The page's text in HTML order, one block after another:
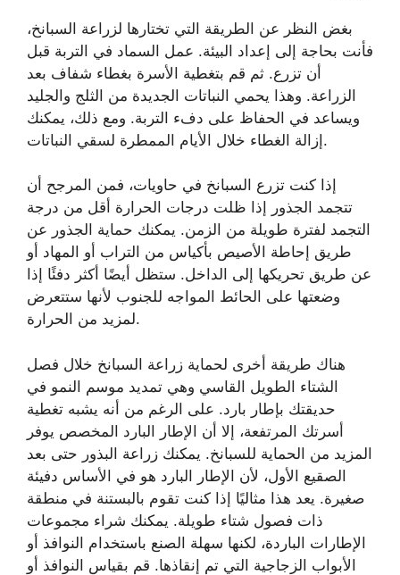
بغض النظر عن الطريقة التي تختارها لزراعة السبانخ،
فأنت بحاجة إلى إعداد البيئة. عمل السماد في التربة قبل
أن تزرع. ثم قم بتغطية الأسرة بغطاء شفاف بعد
الزراعة. وهذا يحمي النباتات الجديدة من الثلج والجليد
ويساعد في الحفاظ على دفء التربة. ومع ذلك، يمكنك
إزالة الغطاء خلال الأيام الممطرة لسقي النباتات.
إذا كنت تزرع السبانخ في حاويات، فمن المرجح أن
تتجمد الجذور إذا ظلت درجات الحرارة أقل من درجة
التجمد لفترة طويلة من الزمن. يمكنك حماية الجذور عن
طريق إحاطة الأصيص بأكياس من التراب أو المهاد أو
عن طريق تحريكها إلى الداخل. ستظل أيضًا أكثر دفئًا إذا
وضعتها على الحائط المواجه للجنوب لأنها ستتعرض
لمزيد من الحرارة.
هناك طريقة أخرى لحماية زراعة السبانخ خلال فصل
الشتاء الطويل القاسي وهي تمديد موسم النمو في
حديقتك بإطار بارد. على الرغم من أنه يشبه تغطية
أسرتك المرتفعة، إلا أن الإطار البارد المخصص يوفر
المزيد من الحماية للسبانخ. يمكنك زراعة البذور حتى بعد
الصقيع الأول، لأن الإطار البارد هو في الأساس دفيئة
صغيرة. يعد هذا مثاليًا إذا كنت تقوم بالبستنة في منطقة
ذات فصول شتاء طويلة. يمكنك شراء مجموعات
الإطارات الباردة، لكنها سهلة الصنع باستخدام النوافذ أو
الأبواب الزجاجية التي تم إنقاذها. قم بقياس النوافذ أو